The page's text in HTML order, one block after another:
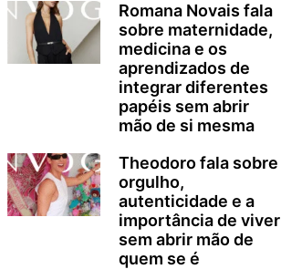
Romana Novais fala
sobre maternidade,
medicina e os
aprendizados de
integrar diferentes
papéis sem abrir
mão de si mesma
Theodoro fala sobre
orgulho,
autenticidade e a
importância de viver
sem abrir mão de
quem se é